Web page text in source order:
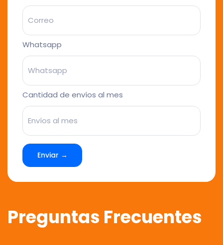
Whatsapp
Cantidad de envíos al mes
Enviar →
Preguntas Frecuentes